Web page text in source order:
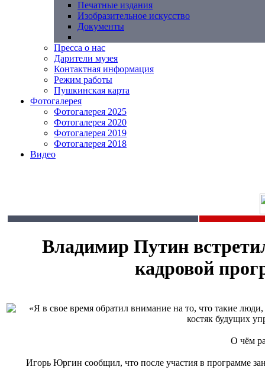
Печатные издания
Изобразительное искусство
Документы
Пресса о нас
Дарители музея
Контактная информация
Режим работы
Пушкинская карта
Фотогалерея
Фотогалерея 2025
Фотогалерея 2020
Фотогалерея 2019
Фотогалерея 2018
Видео
Владимир Путин
кадровой
«Я в свое время обратил внимание на то, что такие
костяк будущих
О чём
Игорь Юргин сообщил, что после участия в программе